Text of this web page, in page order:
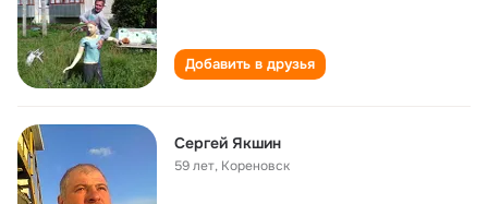
Добавить в друзья
Сергей Якшин
59 лет, Кореновск